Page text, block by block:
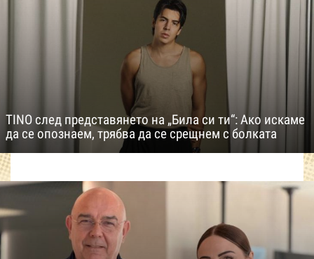
TINO след представянето на „Била си ти“: Ако искаме
да се опознаем, трябва да се срещнем с болката